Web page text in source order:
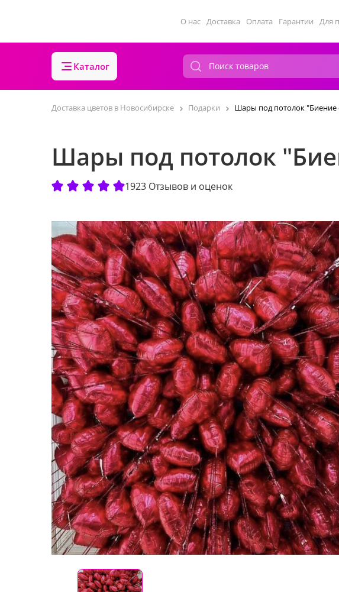
О нас Доставка Оплата Гарантии Для
Каталог
Доставка цветов в Новосибирске Подарки Шары под потолок "Биение
Шары под потолок
1923 Отзывов и оценок